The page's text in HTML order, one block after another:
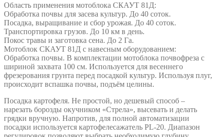
Область применения мотоблока СКАУТ 81Д:
Обработка почвы для засева культур. До 40 соток.
Посадка, выращивание и сбор урожая. До 40 соток.
Транспортировка грузов. До 10 км в день.
Покос травы и заготовка сена. До 2 Га.
Мотоблок СКАУТ 81Д с навесным оборудованием:
Обработка почвы. В комплектации мотоблока почвофреза с
шириной захвата 100 см. Используется для весеннего
фрезерования грунта перед посадкой культур. Используя плуг,
происходит вспашка почвы, подъём целины.
Посадка картофеля. Не простой, но дешевый способ –
нарезать борозды окучником «Стрела», высевать и делать
грядки вручную. Напротив, для полной автоматизации
посадки используется картофелесажатель PL-20. Диапазон